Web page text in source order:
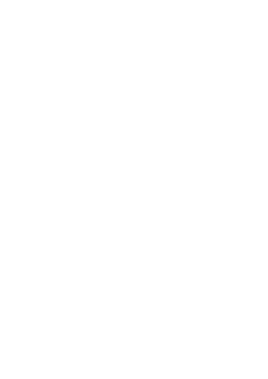
in geringen Mengen zu
genutzter Grundstücke
Einzelfall.